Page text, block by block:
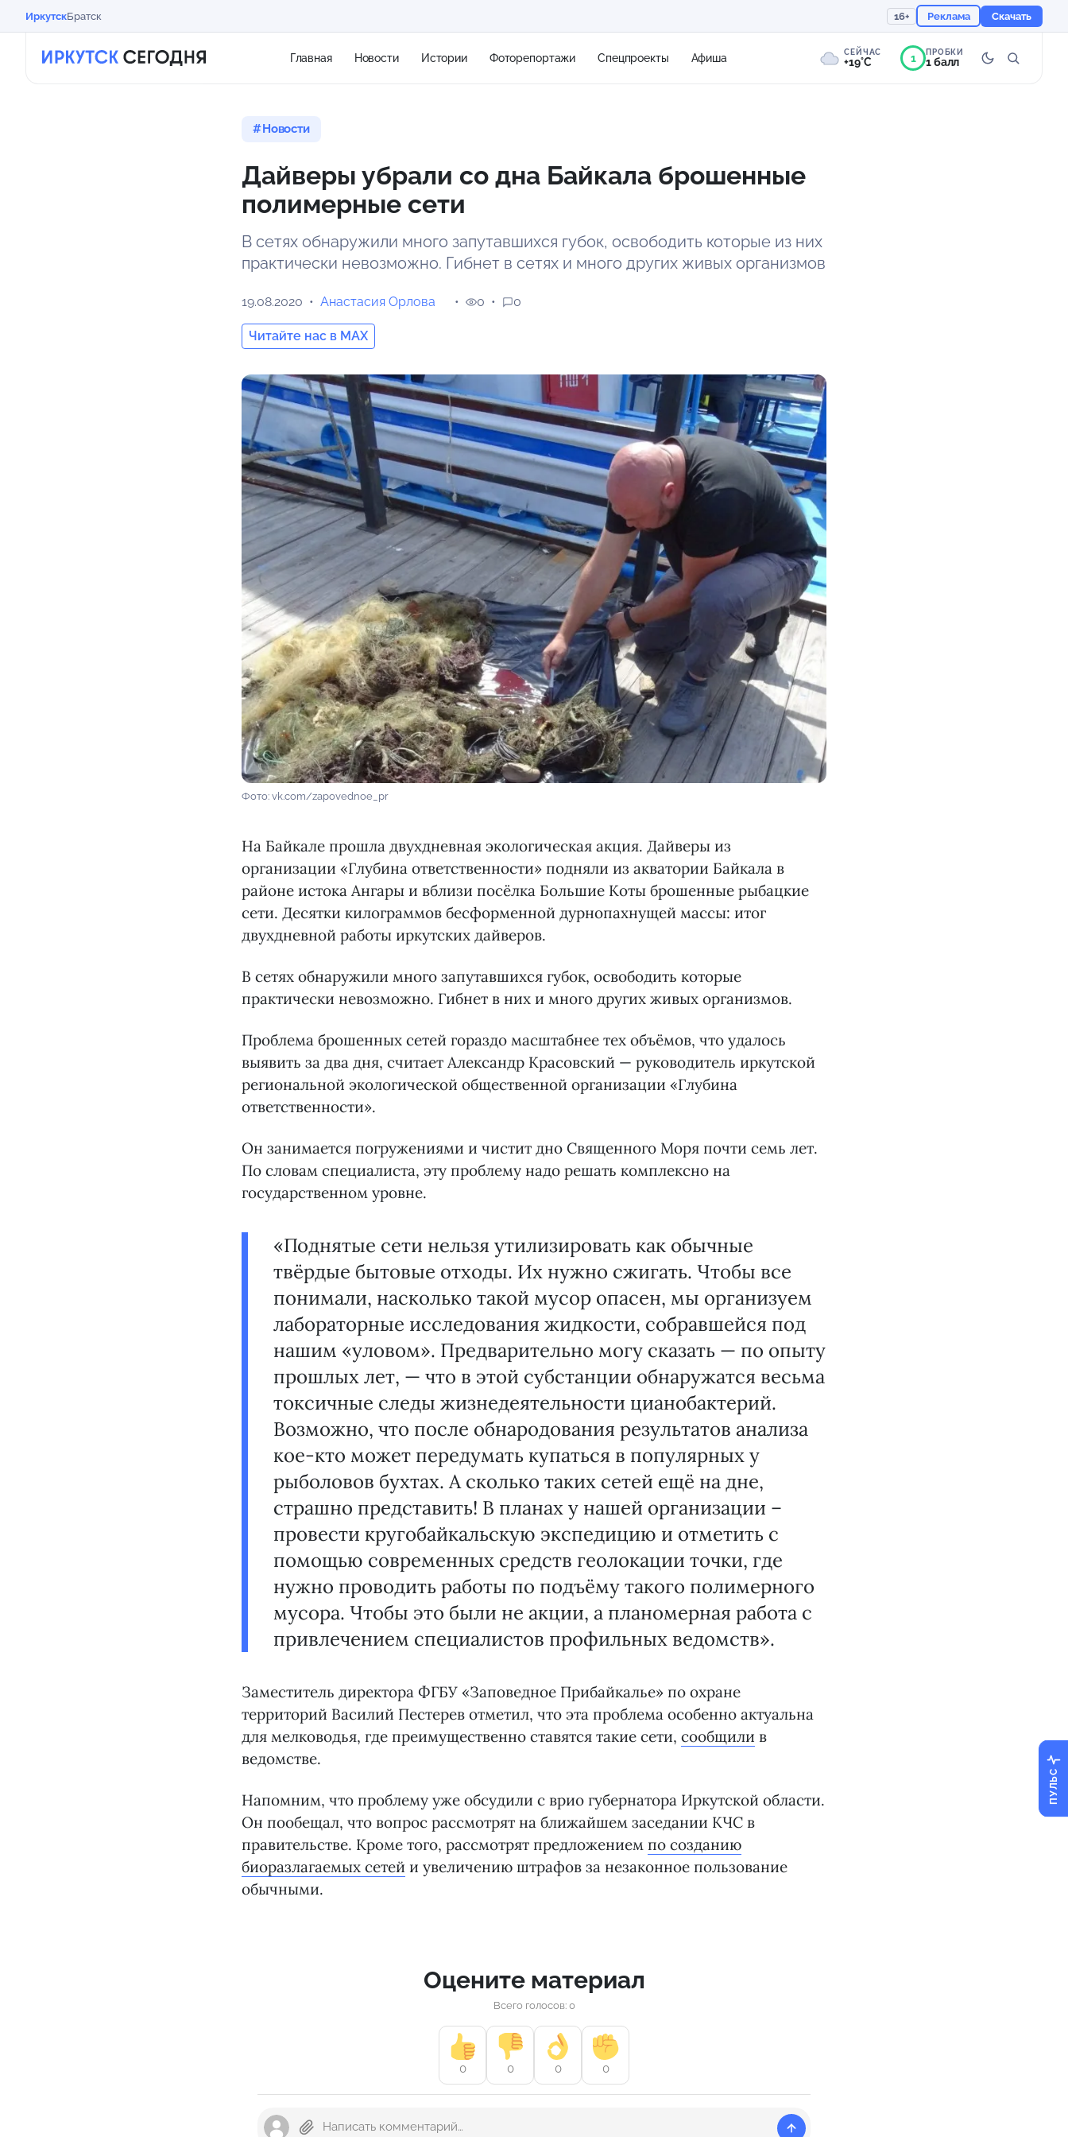
ИркутскБратск 16+ Реклама Скачать
Главная Новости Истории Фоторепортажи Спецпроекты Афиша СЕЙЧАС
+19°C 1 ПРОБКИ
1 балл
Новости
Дайверы убрали со дна Байкала брошенные
полимерные сети
В сетях обнаружили много запутавшихся губок, освободить которые из них
практически невозможно. Гибнет в сетях и много других живых организмов
19.08.2020 Анастасия Орлова
Читайте нас в MAX
0 0
Фото: vk.com/zapovednoe_pr
На Байкале прошла двухдневная экологическая акция. Дайверы из
организации «Глубина ответственности» подняли из акватории Байкала в
районе истока Ангары и вблизи посёлка Большие Коты брошенные рыбацкие
сети. Десятки килограммов бесформенной дурнопахнущей массы: итог
двухдневной работы иркутских дайверов.
В сетях обнаружили много запутавшихся губок, освободить которые
практически невозможно. Гибнет в них и много других живых организмов.
Проблема брошенных сетей гораздо масштабнее тех объёмов, что удалось
выявить за два дня, считает Александр Красовский — руководитель иркутской
региональной экологической общественной организации «Глубина
ответственности».
Он занимается погружениями и чистит дно Священного Моря почти семь лет.
По словам специалиста, эту проблему надо решать комплексно на
государственном уровне.
«Поднятые сети нельзя утилизировать как обычные
твёрдые бытовые отходы. Их нужно сжигать. Чтобы все
понимали, насколько такой мусор опасен, мы организуем
лабораторные исследования жидкости, собравшейся под
нашим «уловом». Предварительно могу сказать — по опыту
прошлых лет, — что в этой субстанции обнаружатся весьма
токсичные следы жизнедеятельности цианобактерий.
Возможно, что после обнародования результатов анализа
кое-кто может передумать купаться в популярных у
рыболовов бухтах. А сколько таких сетей ещё на дне,
страшно представить! В планах у нашей организации –
провести кругобайкальскую экспедицию и отметить с
помощью современных средств геолокации точки, где
нужно проводить работы по подъёму такого полимерного
мусора. Чтобы это были не акции, а планомерная работа с
привлечением специалистов профильных ведомств».
Заместитель директора ФГБУ «Заповедное Прибайкалье» по охране
территорий Василий Пестерев отметил, что эта проблема особенно актуальна
для мелководья, где преимущественно ставятся такие сети, сообщили в
ведомстве.
Напомним, что проблему уже обсудили с врио губернатора Иркутской области.
Он пообещал, что вопрос рассмотрят на ближайшем заседании КЧС в
правительстве. Кроме того, рассмотрят предложением по созданию
биоразлагаемых сетей и увеличению штрафов за незаконное пользование
обычными.
Оцените материал
Всего голосов: 0
0 0 0 0
ПУЛЬС